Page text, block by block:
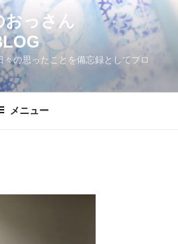
のおっさん
の思ったことを備忘録としてブロ
メニュー